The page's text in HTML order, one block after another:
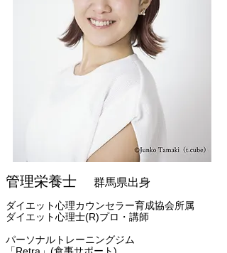
管理栄養士 ​群馬県出身
ダイエット心理カウンセラー育成協会所属
ダイエット心理士(R)プロ・講師
パーソナルトレーニングジム